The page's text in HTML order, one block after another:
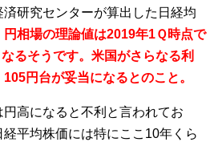
研究センターが算出した日経均
円相場の理論値は2019年1Ｑ時点で
るそうです。米国がさらなる利
円台が妥当になるとのこと。
高になると不利と言われてお
平均株価には特にここ10年くら